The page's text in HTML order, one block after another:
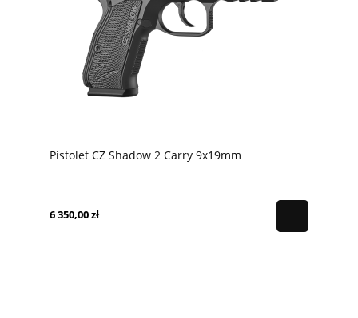
Pistolet CZ Shadow 2 Carry 9x19mm
6 350,00 zł